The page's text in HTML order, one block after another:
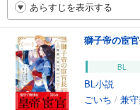
あらすじを表示する
獅子帝の宦
BL
BL小説
ごいち / 兼